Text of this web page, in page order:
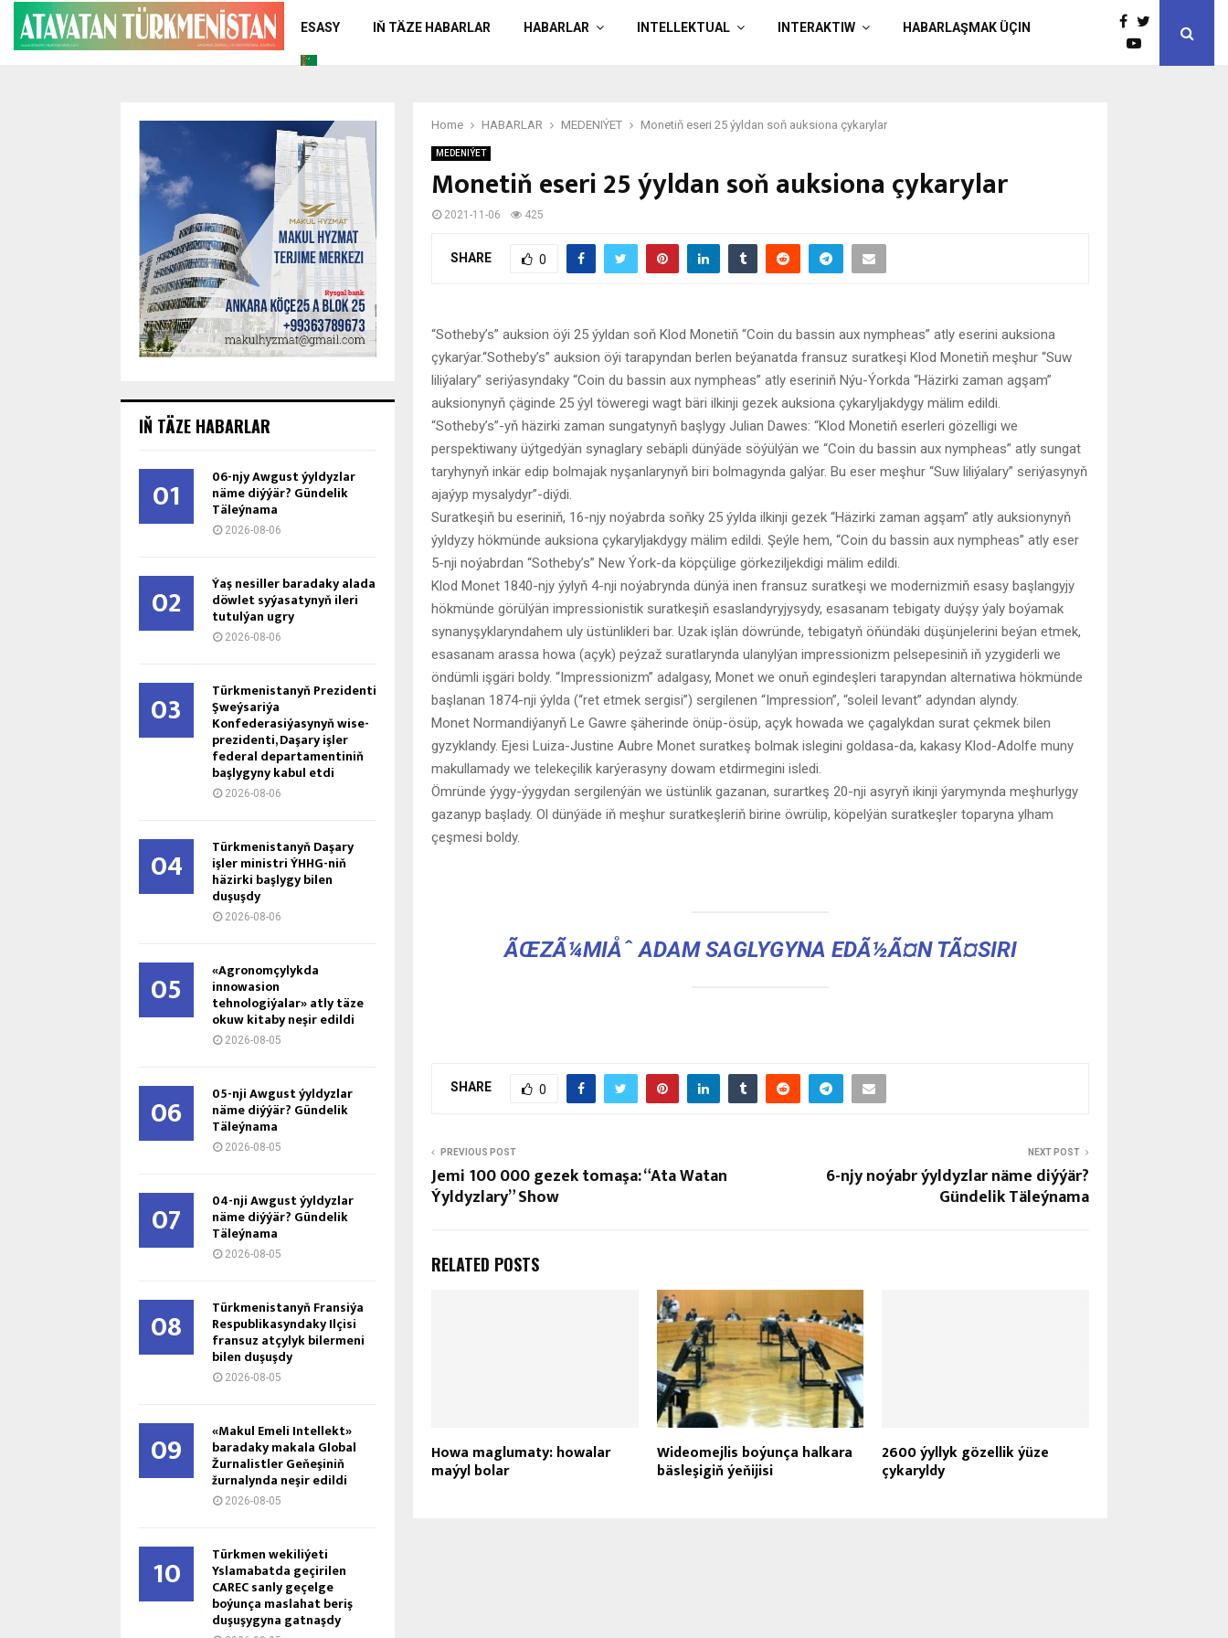
ESASY IŇ TÄZE HABARLAR HABARLAR INTELLEKTUAL INTERAKTIW HABARLAŞMAK ÜÇIN
Home HABARLAR MEDENIÝET Monetiň eseri 25 ýyldan soň auksiona çykarylar
MEDENIÝET
Monetiň eseri 25 ýyldan soň auksiona çykarylar
2021-11-06 425
SHARE 0
“Sotheby’s” auksion öýi 25 ýyldan soň Klod Monetiň “Coin du bassin aux nympheas” atly eserini auksiona
çykarýar.“Sotheby’s” auksion öýi tarapyndan berlen beýanatda fransuz suratkeşi Klod Monetiň meşhur “Suw
liliýalary” seriýasyndaky “Coin du bassin aux nympheas” atly eseriniň Nýu-Ýorkda “Häzirki zaman agşam”
auksionynyň çäginde 25 ýyl töweregi wagt bäri ilkinji gezek auksiona çykaryljakdygy mälim edildi.
“Sotheby’s”-yň häzirki zaman sungatynyň başlygy Julian Dawes: “Klod Monetiň eserleri gözelligi we
perspektiwany üýtgedýän synaglary sebäpli dünýäde söýülýän we “Coin du bassin aux nympheas” atly sungat
taryhynyň inkär edip bolmajak nyşanlarynyň biri bolmagynda galýar. Bu eser meşhur “Suw liliýalary” seriýasynyň
ajaýyp mysalydyr”-diýdi.
Suratkeşiň bu eseriniň, 16-njy noýabrda soňky 25 ýylda ilkinji gezek “Häzirki zaman agşam” atly auksionynyň
ýyldyzy hökmünde auksiona çykaryljakdygy mälim edildi. Şeýle hem, “Coin du bassin aux nympheas” atly eser
5-nji noýabrdan “Sotheby’s” New Ýork-da köpçülige görkeziljekdigi mälim edildi.
Klod Monet 1840-njy ýylyň 4-nji noýabrynda dünýä inen fransuz suratkeşi we modernizmiň esasy başlangyjy
hökmünde görülýän impressionistik suratkeşiň esaslandyryjysydy, esasanam tebigaty duýşy ýaly boýamak
synanyşyklaryndahem uly üstünlikleri bar. Uzak işlän döwründe, tebigatyň öňündäki düşünjelerini beýan etmek,
esasanam arassa howa (açyk) peýzaž suratlarynda ulanylýan impressionizm pelsepesiniň iň yzygiderli we
öndümli işgäri boldy. “Impressionizm” adalgasy, Monet we onuň egindeşleri tarapyndan alternatiwa hökmünde
başlanan 1874-nji ýylda (“ret etmek sergisi”) sergilenen “Impression”, “soleil levant” adyndan alyndy.
Monet Normandiýanyň Le Gawre şäherinde önüp-ösüp, açyk howada we çagalykdan surat çekmek bilen
gyzyklandy. Ejesi Luiza-Justine Aubre Monet suratkeş bolmak islegini goldasa-da, kakasy Klod-Adolfe muny
makullamady we telekeçilik karýerasyny dowam etdirmegini isledi.
Ömründe ýygy-ýygydan sergilenýän we üstünlik gazanan, surartkeş 20-nji asyryň ikinji ýarymynda meşhurlygy
gazanyp başlady. Ol dünýäde iň meşhur suratkeşleriň birine öwrülip, köpelýän suratkeşler toparyna ylham
çeşmesi boldy.
ÃŒZÃ¼MIÅˆ ADAM SAGLYGYNA EDÃ½Ã¤N TÃ¤SIRI
SHARE 0
PREVIOUS POST
Jemi 100 000 gezek tomaşa: “Ata Watan
Ýyldyzlary” Show
NEXT POST
6-njy noýabr ýyldyzlar näme diýýär?
Gündelik Täleýnama
RELATED POSTS
Howa maglumaty: howalar
maýyl bolar
Wideomejlis boýunça halkara
bäsleşigiň ýeňijisi
2600 ýyllyk gözellik ýüze
çykaryldy
IŇ TÄZE HABARLAR
01 06-njy Awgust ýyldyzlar
näme diýýär? Gündelik
Täleýnama
2026-08-06
02 Ýaş ne­sil­ler ba­ra­da­ky ala­da
döw­let sy­ýa­sa­ty­nyň ile­ri
tu­tul­ýan ug­ry
2026-08-06
03 Türkmenistanyň Prezidenti
Şweýsariýa
Konfederasiýasynyň wise-
prezidenti, Daşary işler
federal departamentiniň
başlygyny kabul etdi
2026-08-06
04 Türkmenistanyň Daşary
işler ministri ÝHHG-niň
häzirki başlygy bilen
duşuşdy
2026-08-06
05 «Agronomçylykda
innowasion
tehnologiýalar» atly täze
okuw kitaby neşir edildi
2026-08-05
06 05-nji Awgust ýyldyzlar
näme diýýär? Gündelik
Täleýnama
2026-08-05
07 04-nji Awgust ýyldyzlar
näme diýýär? Gündelik
Täleýnama
2026-08-05
08 Türkmenistanyň Fransiýa
Respublikasyndaky Ilçisi
fransuz atçylyk bilermeni
bilen duşuşdy
2026-08-05
09 «Makul Emeli Intellekt»
baradaky makala Global
Žurnalistler Geňeşiniň
žurnalynda neşir edildi
2026-08-05
10 Türkmen wekiliýeti
Yslamabatda geçirilen
CAREC sanly geçelge
boýunça maslahat beriş
duşuşygyna gatnaşdy